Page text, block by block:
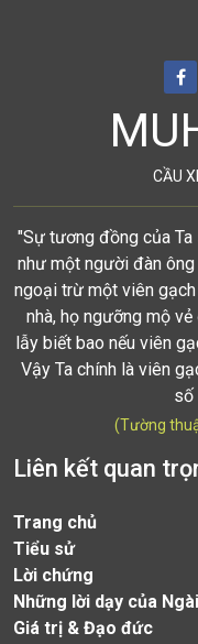
CẦU
"Sự tương đồng của
như một người đàn
ngoại trừ một viên
nhà, họ ngưỡng mộ
lẫy biết bao nếu viên
Vậy Ta chính là viên
số
(Tường
Liên kết quan
Trang chủ
Tiểu sử
Lời chứng
Những lời dạy của Ngài
Giá trị & Đạo đức